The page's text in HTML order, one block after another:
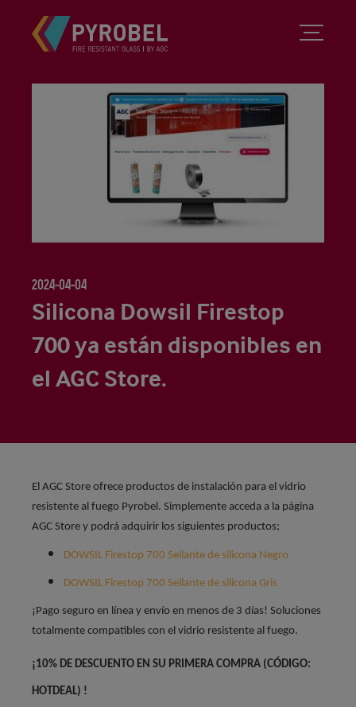
2024-04-04
Silicona Dowsil Firestop
700 ya están disponibles en
el AGC Store.
El AGC Store ofrece productos de instalación para el vidrio
resistente al fuego Pyrobel. Simplemente acceda a la página
AGC Store y podrá adquirir los siguientes productos;
DOWSIL Firestop 700 Sellante de silicona Negro
DOWSIL Firestop 700 Sellante de silicona Gris
¡Pago seguro en línea y envío en menos de 3 días! Soluciones
totalmente compatibles con el vidrio resistente al fuego.
¡10% DE DESCUENTO EN SU PRIMERA COMPRA (CÓDIGO:
HOTDEAL) !